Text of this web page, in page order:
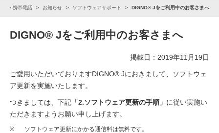
ン・携帯電話 お知らせ ソフトウェアサポート DIGNO® Jをご利用中のお客さまへ
DIGNO® Jをご利用中のお客さまへ
掲載日：2019年11月19日
ご愛用いただいておりますDIGNO® Jにおきまして、ソフトウェ
ア更新を実施いたします。
つきましては、下記 「2.ソフトウェア更新の手順」 に従い実施い
ただきますようお願い申し上げます。
※ ソフトウェア更新にかかる通信料は無料です。